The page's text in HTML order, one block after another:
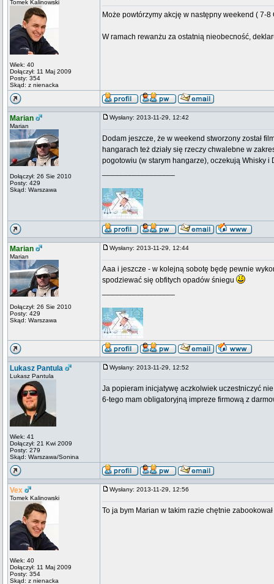
Tomek Kalinowski
Wiek: 40
Dołączył: 11 Maj 2009
Posty: 354
Skąd: z nienacka
Może powtórzymy akcję w następny weekend ( 7-8
W ramach rewanżu za ostatnią nieobecność,
Marian
Marian
Dołączył: 26 Sie 2010
Posty: 429
Skąd: Warszawa
Wysłany: 2013-11-29, 12:42
Dodam jeszcze, że w weekend stworzony został
hangarach też działy się rzeczy chwalebne w
pogotowiu (w starym hangarze), oczekują Whisky i
Marian
Marian
Dołączył: 26 Sie 2010
Posty: 429
Skąd: Warszawa
Wysłany: 2013-11-29, 12:44
Aaa i jeszcze - w kolejną sobotę będę pewnie
spodziewać się obfitych opadów śniegu
Lukasz Pantula
Lukasz Pantula
Wiek: 41
Dołączył: 21 Kwi 2009
Posty: 279
Skąd: Warszawa/Sonina
Wysłany: 2013-11-29, 12:52
Ja popieram inicjatywę aczkolwiek uczestniczyć
6-tego mam obligatoryjną impreze firmową z
Vex
Tomek Kalinowski
Wiek: 40
Dołączył: 11 Maj 2009
Posty: 354
Skąd: z nienacka
Wysłany: 2013-11-29, 12:56
To ja bym Marian w takim razie chętnie